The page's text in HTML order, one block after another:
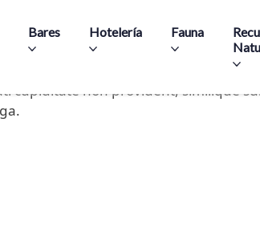
Bares Hotelería Fauna
qui blanditiis praesentium
cupiditate non provident, similique